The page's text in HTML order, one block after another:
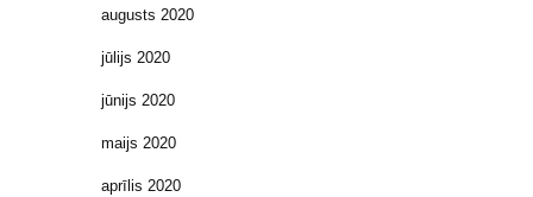
augusts 2020
jūlijs 2020
jūnijs 2020
maijs 2020
aprīlis 2020